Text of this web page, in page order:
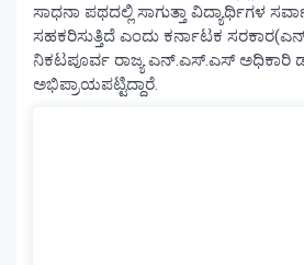
ಸಾಧನಾ ಪಥದಲ್ಲಿ ಸಾಗುತ್ತಾ ವಿದ್ಯಾರ್ಥಿಗಳ
ಸಹಕರಿಸುತ್ತಿದೆ ಎಂದು ಕರ್ನಾಟಕ
ನಿಕಟಪೂರ್ವ ರಾಜ್ಯ ಎನ್.ಎಸ್.ಎಸ್ ಅಧಿಕಾರಿ
ಅಭಿಪ್ರಾಯಪಟ್ಟಿದ್ದಾರೆ.